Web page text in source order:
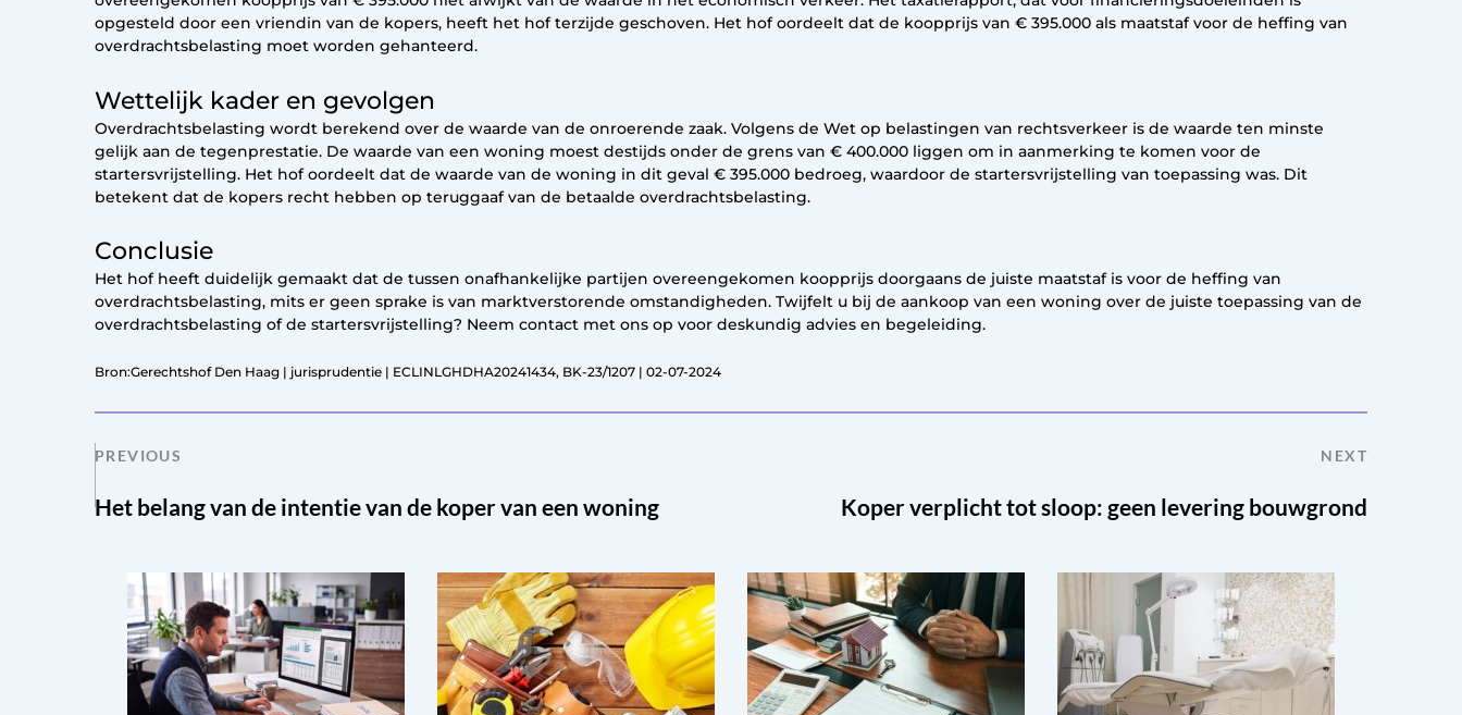
opgesteld door een vriendin van de kopers, heeft het hof terzijde geschoven. Het hof oordeelt dat de koopprijs van € 395.000 als maatstaf voor de heffing van
overdrachtsbelasting moet worden gehanteerd.
Wettelijk kader en gevolgen
Overdrachtsbelasting wordt berekend over de waarde van de onroerende zaak. Volgens de Wet op belastingen van rechtsverkeer is de waarde ten minste
gelijk aan de tegenprestatie. De waarde van een woning moest destijds onder de grens van € 400.000 liggen om in aanmerking te komen voor de
startersvrijstelling. Het hof oordeelt dat de waarde van de woning in dit geval € 395.000 bedroeg, waardoor de startersvrijstelling van toepassing was. Dit
betekent dat de kopers recht hebben op teruggaaf van de betaalde overdrachtsbelasting.
Conclusie
Het hof heeft duidelijk gemaakt dat de tussen onafhankelijke partijen overeengekomen koopprijs doorgaans de juiste maatstaf is voor de heffing van
overdrachtsbelasting, mits er geen sprake is van marktverstorende omstandigheden. Twijfelt u bij de aankoop van een woning over de juiste toepassing van de
overdrachtsbelasting of de startersvrijstelling? Neem contact met ons op voor deskundig advies en begeleiding.
Bron:Gerechtshof Den Haag | jurisprudentie | ECLINLGHDHA20241434, BK-23/1207 | 02-07-2024
PREVIOUS NEXT
Het belang van de intentie van de koper van een woning Koper verplicht tot sloop: geen levering bouwgrond